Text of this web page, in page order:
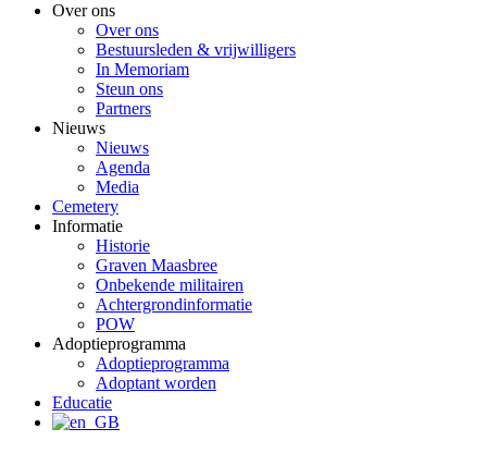
Over ons
Over ons
Bestuursleden & vrijwilligers
In Memoriam
Steun ons
Partners
Nieuws
Nieuws
Agenda
Media
Cemetery
Informatie
Historie
Graven Maasbree
Onbekende militairen
Achtergrondinformatie
POW
Adoptieprogramma
Adoptieprogramma
Adoptant worden
Educatie